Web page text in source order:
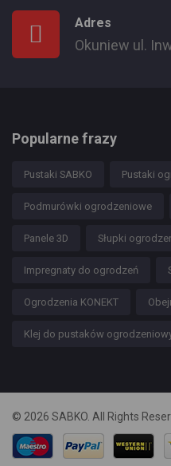
Adres
Okuniew ul.
Popularne frazy
Pustaki SABKO Pustaki
Podmurówki ogrodzeniowe
Panele 3D Słupki
Impregnaty do ogrodzeń
Ogrodzenia KONEKT
Klej do pustaków
© 2026 SABKO. All Rights